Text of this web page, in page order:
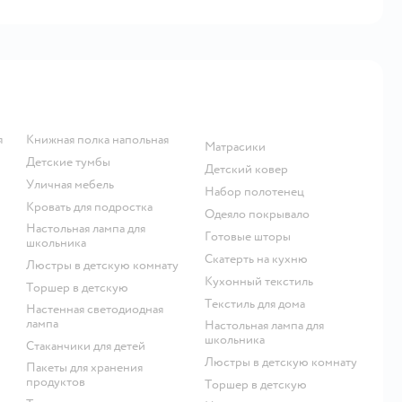
Книжная полка напольная
Детские тумбы
Уличная мебель
Кровать для подростка
Настольная лампа для
школьника
Люстры в детскую комнату
Торшер в детскую
Настенная светодиодная
лампа
Стаканчики для детей
Пакеты для хранения
продуктов
Матрасики
Детский ковер
Набор полотенец
Одеяло покрывало
Готовые шторы
Скатерть на кухню
Кухонный текстиль
Текстиль для дома
Настольная лампа для
школьника
Люстры в детскую комнату
Торшер в детскую